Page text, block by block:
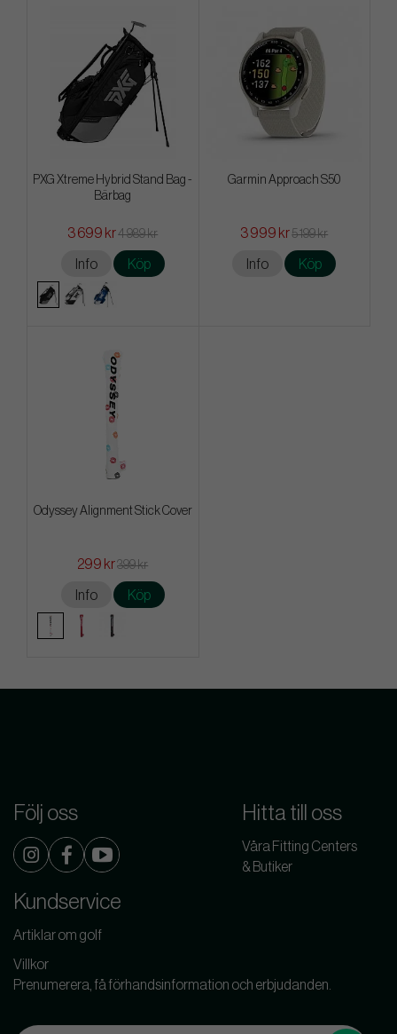
PXG Xtreme Hybrid Stand Bag -
Bärbag
3 699 kr4 989 kr
Info Köp
Garmin Approach S50
3 999 kr5 199 kr
Info Köp
Odyssey Alignment Stick Cover
299 kr399 kr
Info Köp
Följ oss Hitta till oss
Våra Fitting Centers
& Butiker
Kundservice
Artiklar om golf
Villkor
Prenumerera, få förhandsinformation och erbjudanden.